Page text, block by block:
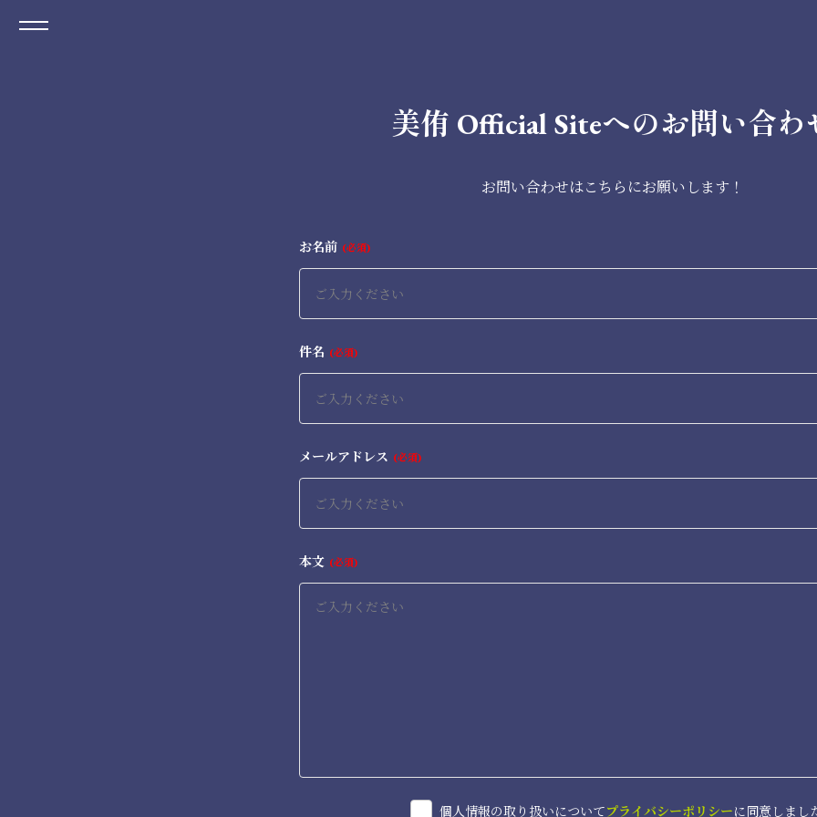
美侑 Official Siteへのお問い合わ
お問い合わせはこちらにお願いします！
お名前 必須
件名 必須
メールアドレス 必須
本文 必須
個人情報の取り扱いについてプライバシーポリシーに同意しまし